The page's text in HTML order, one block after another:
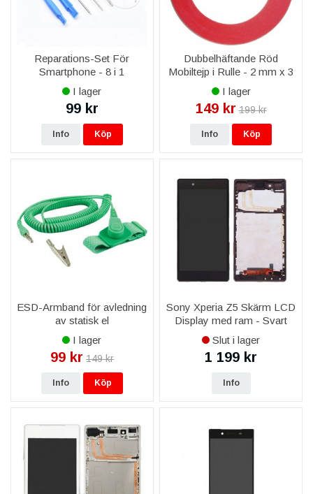
Reparations-Set För
Smartphone - 8 i 1
I lager
99 kr
Info Köp
Dubbelhäftande Röd
Mobiltejp i Rulle - 2 mm x 3
M
I lager
149 kr 199 kr
Info Köp
ESD-Armband för avledning
av statisk el
I lager
99 kr 149 kr
Info Köp
Sony Xperia Z5 Skärm LCD
Display med ram - Svart
Slut i lager
1 199 kr
Info